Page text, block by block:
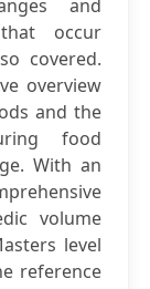
and
that occur
covered.
overview
and the
food
With an
volume
level
reference